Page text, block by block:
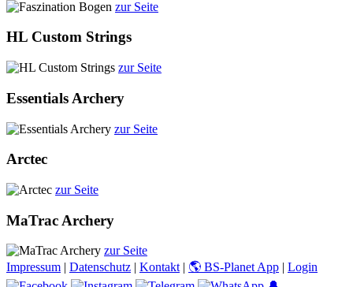
zur Seite
HL Custom Strings
zur Seite
Essentials Archery
zur Seite
Arctec
zur Seite
MaTrac Archery
zur Seite
Impressum | Datenschutz | Kontakt | 🌎 BS-Planet App | Login